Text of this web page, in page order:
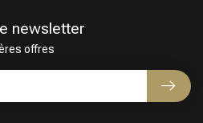
newsletter
offres